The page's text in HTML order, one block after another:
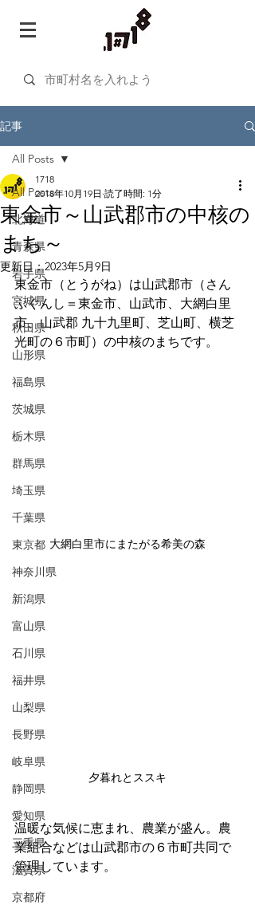
記事
All Posts
北海道
青森県
岩手県
宮城県
秋田県
山形県
福島県
茨城県
栃木県
群馬県
埼玉県
千葉県
東京都
神奈川県
新潟県
富山県
石川県
福井県
山梨県
長野県
岐阜県
静岡県
愛知県
三重県
滋賀県
京都府
All Posts
東金市～山武郡市の中核の
まち～
1718
2018年10月19日 読了時間: 1分
更新日：2023年5月9日
東金市（とうがね）は山武郡市（さん
ぶぐんし＝東金市、山武市、大網白里
市、山武郡 九十九里町、芝山町、横芝
光町の６市町）の中核のまちです。
大網白里市にまたがる希美の森
夕暮れとススキ
温暖な気候に恵まれ、農業が盛ん。農
業組合などは山武郡市の６市町共同で
管理しています。